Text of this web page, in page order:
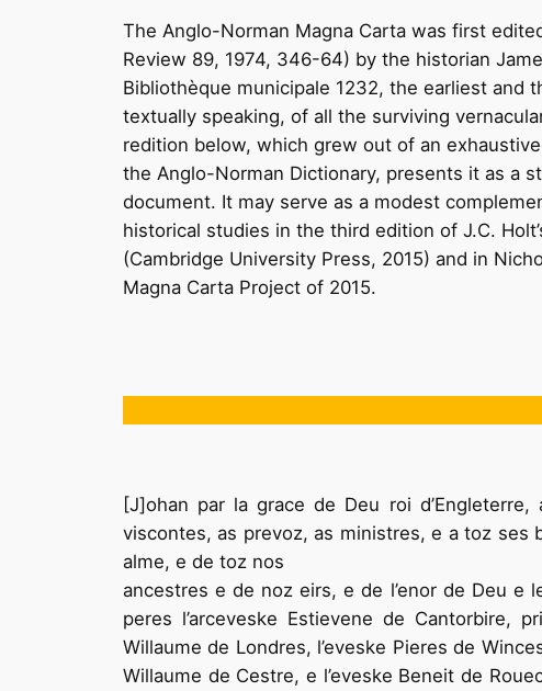
The Anglo-Norman Magna Carta was first
Review 89, 1974, 346-64) by the historian
Bibliothèque municipale 1232, the earliest and
textually speaking, of all the surviving
redition below, which grew out of an
the Anglo-Norman Dictionary, presents it as a
document. It may serve as a modest
historical studies in the third edition of J.C.
(Cambridge University Press, 2015) and in
Magna Carta Project of 2015.
[J]ohan par la grace de Deu roi
viscontes, as prevoz, as ministres, e a toz ses
alme, e de toz nos
ancestres e de noz eirs, e de l’enor de Deu e
peres l’arceveske Estievene de Cantorbire,
Willaume de Londres, l’eveske Pieres de
Willaume de Cestre, e l’eveske Beneit de